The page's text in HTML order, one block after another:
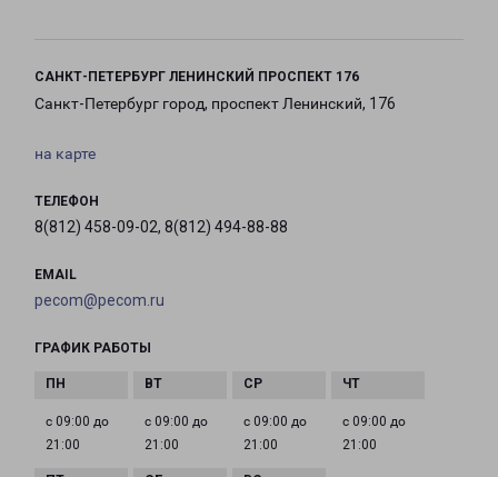
САНКТ-ПЕТЕРБУРГ ЛЕНИНСКИЙ ПРОСПЕКТ 176
Санкт-Петербург город, проспект Ленинский, 176
на карте
ТЕЛЕФОН
8(812) 458-09-02, 8(812) 494-88-88
EMAIL
pecom@pecom.ru
ГРАФИК РАБОТЫ
с 09:00 до
21:00
с 09:00 до
21:00
с 09:00 до
21:00
с 09:00 до
21:00